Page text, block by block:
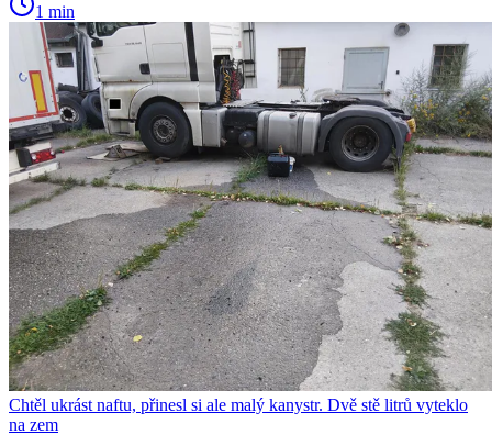
1 min
Chtěl ukrást naftu, přinesl si ale malý kanystr. Dvě stě litrů vyteklo
na zem